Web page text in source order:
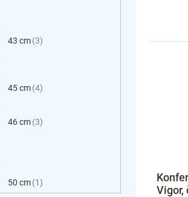
43 cm 3
45 cm 4
46 cm 3
50 cm 1
Vigor,